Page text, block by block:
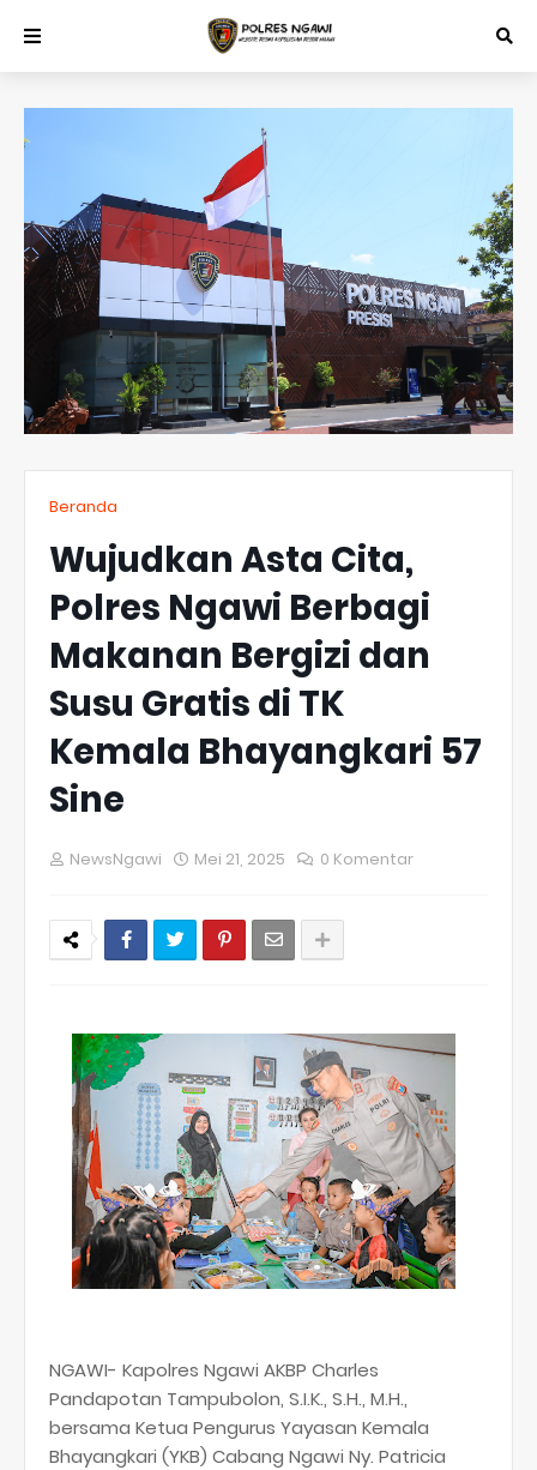
Beranda
Wujudkan Asta Cita,
Polres Ngawi Berbagi
Makanan Bergizi dan
Susu Gratis di TK
Kemala Bhayangkari 57
Sine
NewsNgawi Mei 21, 2025 0 Komentar
NGAWI- Kapolres Ngawi AKBP Charles
Pandapotan Tampubolon, S.I.K., S.H., M.H.,
bersama Ketua Pengurus Yayasan Kemala
Bhayangkari (YKB) Cabang Ngawi Ny. Patricia